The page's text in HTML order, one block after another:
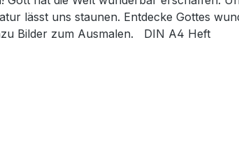
lässt uns staunen. Entdecke Gottes
Bilder zum Ausmalen. DIN A4 Heft